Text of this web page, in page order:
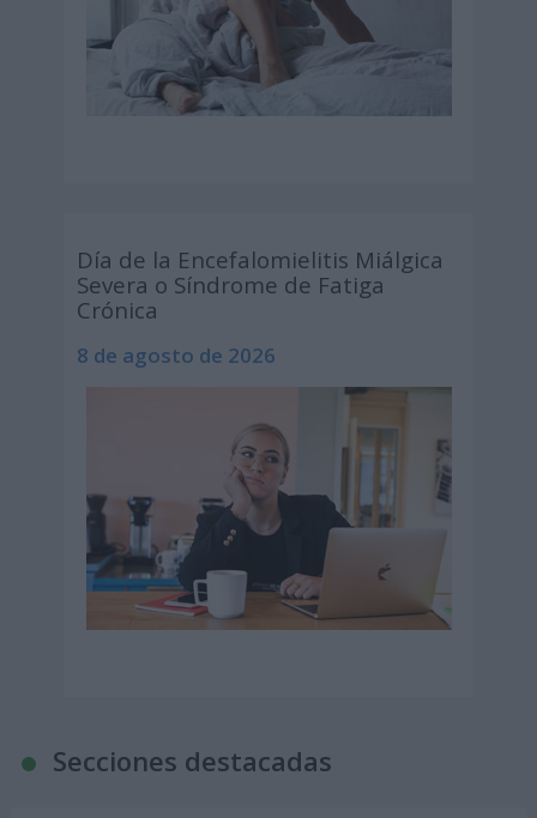
Día de la Encefalomielitis Miálgica
Severa o Síndrome de Fatiga
Crónica
8 de agosto de 2026
Secciones destacadas